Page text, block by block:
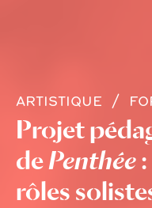
ARTISTIQUE
Projet
dePenthée
rôles